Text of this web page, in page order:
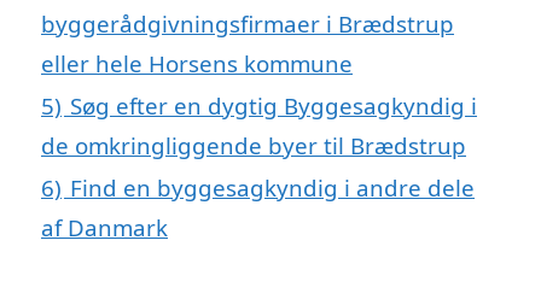
byggerådgivningsfirmaer i Brædstrup
eller hele Horsens kommune
5) Søg efter en dygtig Byggesagkyndig i
de omkringliggende byer til Brædstrup
6) Find en byggesagkyndig i andre dele
af Danmark